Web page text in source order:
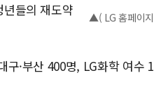
▲( LG 홈페이
들의 재도약
구·부산 400명, LG화학 여수